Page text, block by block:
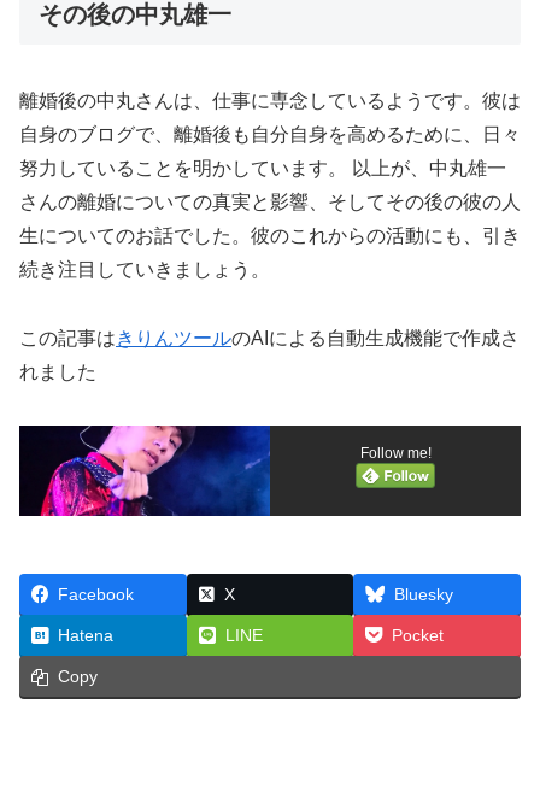
その後の中丸雄一
離婚後の中丸さんは、仕事に専念しているようです。彼は
自身のブログで、離婚後も自分自身を高めるために、日々
努力していることを明かしています。 以上が、中丸雄一
さんの離婚についての真実と影響、そしてその後の彼の人
生についてのお話でした。彼のこれからの活動にも、引き
続き注目していきましょう。
この記事はきりんツールのAIによる自動生成機能で作成さ
れました
Follow me!
Facebook X Bluesky
Hatena LINE Pocket
Copy